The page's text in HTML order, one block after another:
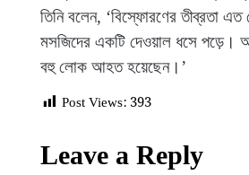
তিনি বলেন, ‘বিস্ফোরণের তীব্রতা এত
মসজিদের একটি দেওয়াল ধসে পড়ে।
বহু লোক আহত হয়েছেন।’
Post Views: 393
Leave a Reply